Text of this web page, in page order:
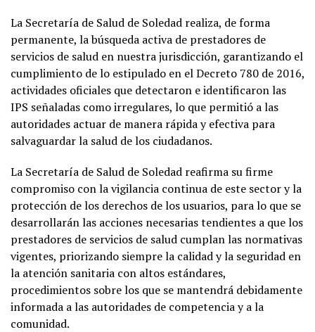
La Secretaría de Salud de Soledad realiza, de forma
permanente, la búsqueda activa de prestadores de
servicios de salud en nuestra jurisdicción, garantizando el
cumplimiento de lo estipulado en el Decreto 780 de 2016,
actividades oficiales que detectaron e identificaron las
IPS señaladas como irregulares, lo que permitió a las
autoridades actuar de manera rápida y efectiva para
salvaguardar la salud de los ciudadanos.
La Secretaría de Salud de Soledad reafirma su firme
compromiso con la vigilancia continua de este sector y la
protección de los derechos de los usuarios, para lo que se
desarrollarán las acciones necesarias tendientes a que los
prestadores de servicios de salud cumplan las normativas
vigentes, priorizando siempre la calidad y la seguridad en
la atención sanitaria con altos estándares,
procedimientos sobre los que se mantendrá debidamente
informada a las autoridades de competencia y a la
comunidad.